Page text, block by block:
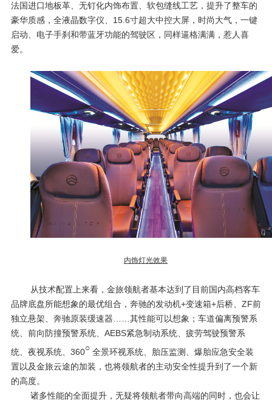
法国进口地板革、无钉化内饰布置、软包缝线工艺，提升了整车的
豪华质感，全液晶数字仪、 15.6寸超大中控大屏，时尚大气，一键
启动、电子手刹和带蓝牙功能的驾驶区，同样逼格满满，惹人喜
爱。
内饰灯光效果
从技术配置上来看，金旅领航者基本达到了目前国内高档客车
品牌底盘所能想象的最优组合，奔驰的发动机+变速箱+后桥、 ZF前
独立悬架、奔驰原装缓速器……其性能可以想象；车道偏离预警系
统、前向防撞预警系统、 AEBS紧急制动系统、疲劳驾驶预警系
统、夜视系统、360○全景环视系统、胎压监测、爆胎应急安全装
置以及金旅云途的加装，也将领航者的主动安全性提升到了一个新
的高度。
诸多性能的全面提升，无疑将领航者带向高端的同时，也会让